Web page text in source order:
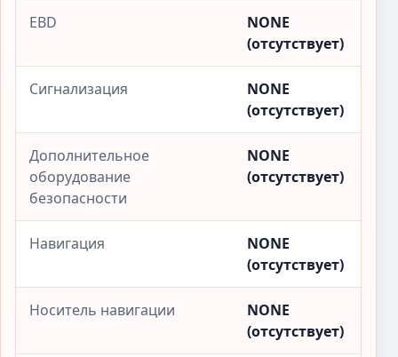
EBD
NONE
(отсутствует)
Сигнализация
NONE
(отсутствует)
Дополнительное
оборудование
безопасности
NONE
(отсутствует)
Навигация
NONE
(отсутствует)
Носитель навигации
NONE
(отсутствует)